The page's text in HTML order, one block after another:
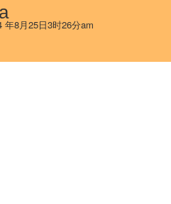
年8月25日3时26分am